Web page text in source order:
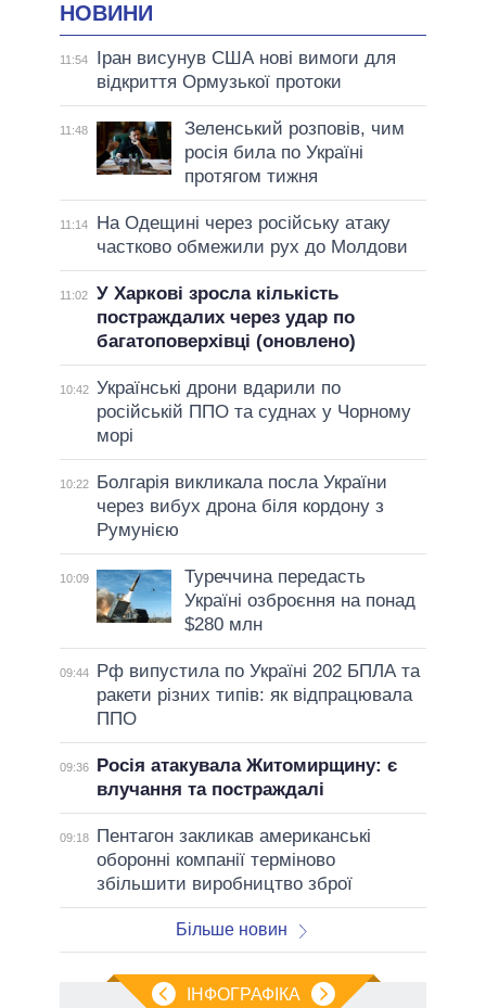
НОВИНИ
11:54
Іран висунув США нові вимоги для
відкриття Ормузької протоки
11:48
Зеленський розповів, чим
росія била по Україні
протягом тижня
11:14
На Одещині через російську атаку
частково обмежили рух до Молдови
11:02
У Харкові зросла кількість
постраждалих через удар по
багатоповерхівці (оновлено)
10:42 Українські дрони вдарили по
російській ППО та суднах у Чорному
морі
10:22
Болгарія викликала посла України
через вибух дрона біля кордону з
Румунією
10:09
Туреччина передасть
Україні озброєння на понад
$280 млн
09:44
Рф випустила по Україні 202 БПЛА та
ракети різних типів: як відпрацювала
ППО
09:36
Росія атакувала Житомирщину: є
влучання та постраждалі
09:18
Пентагон закликав американські
оборонні компанії терміново
збільшити виробництво зброї
Більше новин
ІНФОГРАФІКА